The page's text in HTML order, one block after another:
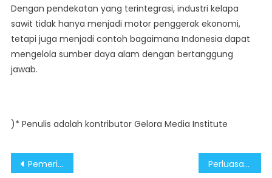
Dengan pendekatan yang terintegrasi, industri kelapa
sawit tidak hanya menjadi motor penggerak ekonomi,
tetapi juga menjadi contoh bagaimana Indonesia dapat
mengelola sumber daya alam dengan bertanggung
jawab.
)* Penulis adalah kontributor Gelora Media Institute
Post
Pemerintah Melakukan Pengawasan Ketat terhadap Situs Judi Online Perluasan Kebun Sawit Bukan Deforestasi, Pemerintah Dapat Dukungan Berbagai Kalangan